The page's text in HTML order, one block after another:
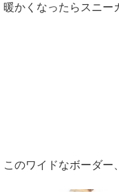
暖かくなったらスニ
このワイドなボーダー